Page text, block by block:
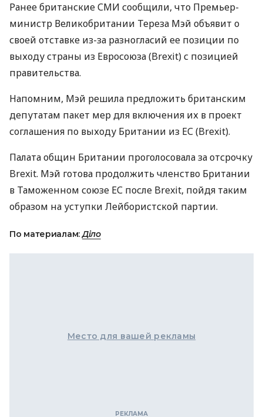
Ранее британскиеСМИ сообщили, что Премьер-
министр Великобритании Тереза ​​Мэй объявит о
своей отставке из-за разногласий ее позиции по
выходу страны из Евросоюза (Brеxit) с позицией
правительства.
Напомним, Мэй решила предложить британским
депутатам пакет мер для включения их в проект
соглашения по выходу Британии из ЕС (Brexit).
Палата общин Британии проголосовала за отсрочку
Brexit. Мэй готова продолжить членство Британии
в Таможенном союзе ЕС после Brexit, пойдя таким
образом на уступки Лейбористской партии.
По материалам:Діло
Место для вашей рекламы